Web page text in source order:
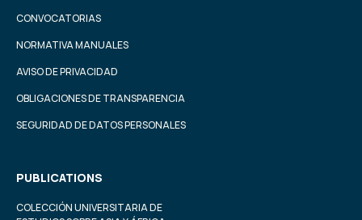
CONVOCATORIAS
NORMATIVA MANUALES
AVISO DE PRIVACIDAD
OBLIGACIONES DE TRANSPARENCIA
SEGURIDAD DE DATOS PERSONALES
PUBLICATIONS
COLECCIÓN UNIVERSITARIA DE